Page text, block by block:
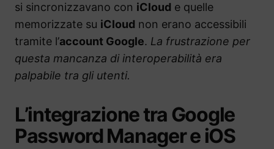
si sincronizzavano con iCloud e quelle
memorizzate su iCloud non erano accessibili
tramite l’account Google. La frustrazione per
questa mancanza di interoperabilità era
palpabile tra gli utenti.
L’integrazione tra Google
Password Manager e iOS